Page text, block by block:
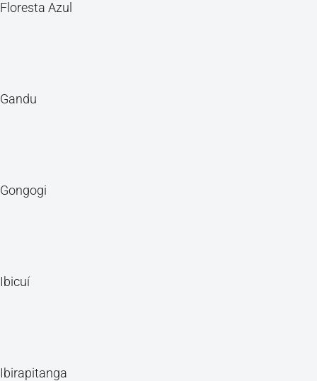
Floresta Azul
Gandu
Gongogi
Ibicuí
Ibirapitanga